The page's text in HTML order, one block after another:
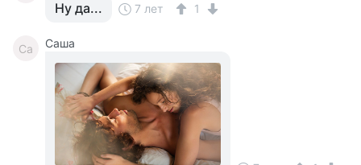
Ну да... 7 лет 1
Са Саша